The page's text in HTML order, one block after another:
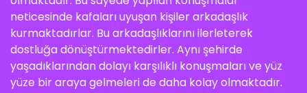
neticesinde kafaları uyuşan kişiler arkadaşlık
kurmaktadırlar. Bu arkadaşlıklarını ilerleterek
dostluğa dönüştürmektedirler. Aynı şehirde
yaşadıklarından dolayı karşılıklı konuşmaları ve yüz
yüze bir araya gelmeleri de daha kolay olmaktadır.